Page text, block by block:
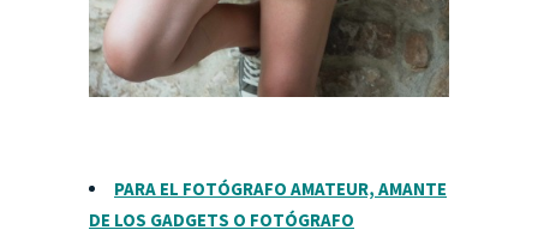
PARA EL FOTÓGRAFO AMATEUR, AMANTE
DE LOS GADGETS O FOTÓGRAFO